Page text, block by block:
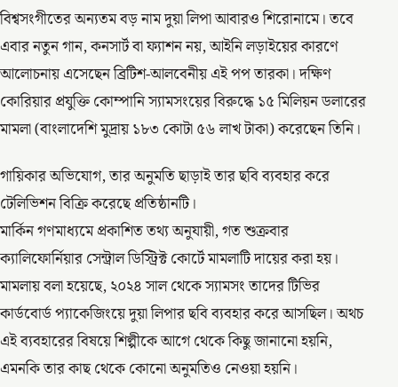
বিশ্বসংগীতের অন্যতম বড় নাম দুয়া লিপা আবারও শিরোনামে। তবে
এবার নতুন গান, কনসার্ট বা ফ্যাশন নয়, আইনি লড়াইয়ের কারণে
আলোচনায় এসেছেন ব্রিটিশ-আলবেনীয় এই পপ তারকা। দক্ষিণ
কোরিয়ার প্রযুক্তি কোম্পানি স্যামসংয়ের বিরুদ্ধে ১৫ মিলিয়ন ডলারের
মামলা (বাংলাদেশি মুদ্রায় ১৮৩ কোটা ৫৬ লাখ টাকা) করেছেন তিনি।
গায়িকার অভিযোগ, তার অনুমতি ছাড়াই তার ছবি ব্যবহার করে
টেলিভিশন বিক্রি করেছে প্রতিষ্ঠানটি।
মার্কিন গণমাধ্যমে প্রকাশিত তথ্য অনুযায়ী, গত শুক্রবার
ক্যালিফোর্নিয়ার সেন্ট্রাল ডিস্ট্রিক্ট কোর্টে মামলাটি দায়ের করা হয়।
মামলায় বলা হয়েছে, ২০২৪ সাল থেকে স্যামসং তাদের টিভির
কার্ডবোর্ড প্যাকেজিংয়ে দুয়া লিপার ছবি ব্যবহার করে আসছিল। অথচ
এই ব্যবহারের বিষয়ে শিল্পীকে আগে থেকে কিছু জানানো হয়নি,
এমনকি তার কাছ থেকে কোনো অনুমতিও নেওয়া হয়নি।